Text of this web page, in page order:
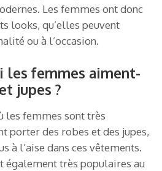
Les femmes ont donc
looks, qu’elles peuvent
ou à l’occasion.
les femmes aiment-
jupes ?
les femmes sont très
porter des robes et des jupes,
à l’aise dans ces vêtements.
également très populaires au